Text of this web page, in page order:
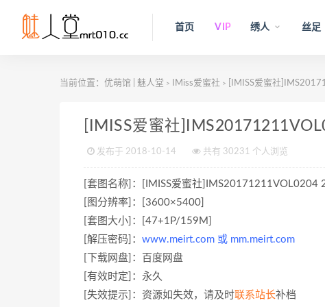
首页 VIP 绣人 丝足
当前位置： 优萌馆 | 魅人堂 > IMiss爱蜜社 > [IMISS爱蜜社
[IMISS爱蜜社
发布于 2018-10-14 共有 30231 个人浏览
[套图名称]：[IMISS爱蜜社]IMS20171211VOL0204
[图分辨率]：[3600×5400]
[套图大小]：[47+1P/159M]
[解压密码]： www.meirt.com 或 mm.meirt.com
[下载网盘]：百度网盘
[有效时定]：永久
[失效提示]：资源如失效，请及时联系站长补档